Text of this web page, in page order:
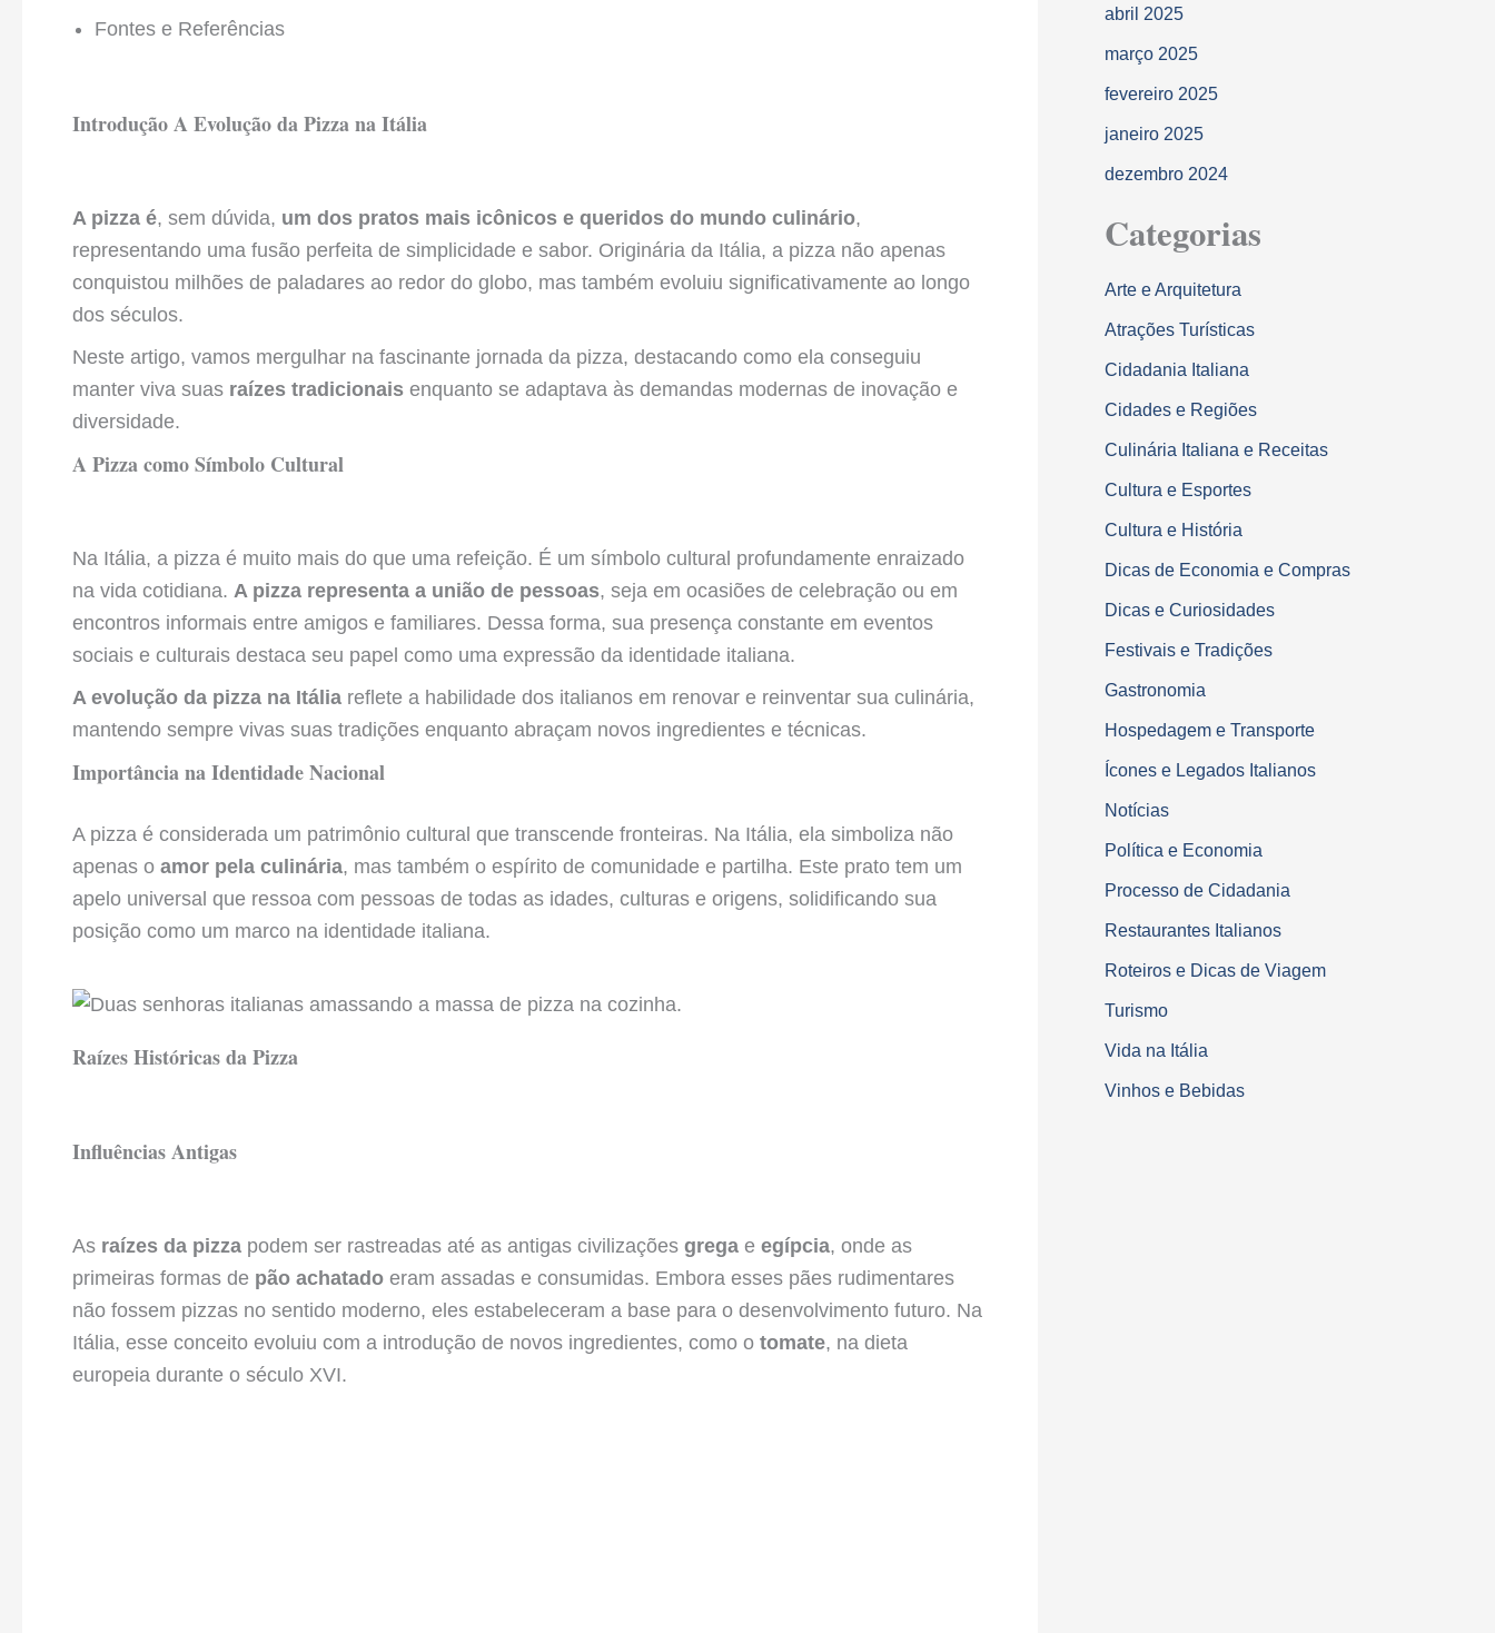
Fontes e Referências
Introdução A Evolução da Pizza na Itália
A pizza é, sem dúvida, um dos pratos mais icônicos e queridos do mundo culinário,
representando uma fusão perfeita de simplicidade e sabor. Originária da Itália, a pizza não apenas
conquistou milhões de paladares ao redor do globo, mas também evoluiu significativamente ao longo
dos séculos.
Neste artigo, vamos mergulhar na fascinante jornada da pizza, destacando como ela conseguiu
manter viva suas raízes tradicionais enquanto se adaptava às demandas modernas de inovação e
diversidade.
A Pizza como Símbolo Cultural
Na Itália, a pizza é muito mais do que uma refeição. É um símbolo cultural profundamente enraizado
na vida cotidiana. A pizza representa a união de pessoas, seja em ocasiões de celebração ou em
encontros informais entre amigos e familiares. Dessa forma, sua presença constante em eventos
sociais e culturais destaca seu papel como uma expressão da identidade italiana.
A evolução da pizza na Itália reflete a habilidade dos italianos em renovar e reinventar sua culinária,
mantendo sempre vivas suas tradições enquanto abraçam novos ingredientes e técnicas.
Importância na Identidade Nacional
A pizza é considerada um patrimônio cultural que transcende fronteiras. Na Itália, ela simboliza não
apenas o amor pela culinária, mas também o espírito de comunidade e partilha. Este prato tem um
apelo universal que ressoa com pessoas de todas as idades, culturas e origens, solidificando sua
posição como um marco na identidade italiana.
Raízes Históricas da Pizza
Influências Antigas
As raízes da pizza podem ser rastreadas até as antigas civilizações grega e egípcia, onde as
primeiras formas de pão achatado eram assadas e consumidas. Embora esses pães rudimentares
não fossem pizzas no sentido moderno, eles estabeleceram a base para o desenvolvimento futuro. Na
Itália, esse conceito evoluiu com a introdução de novos ingredientes, como o tomate, na dieta
europeia durante o século XVI.
abril 2025
março 2025
fevereiro 2025
janeiro 2025
dezembro 2024
Categorias
Arte e Arquitetura
Atrações Turísticas
Cidadania Italiana
Cidades e Regiões
Culinária Italiana e Receitas
Cultura e Esportes
Cultura e História
Dicas de Economia e Compras
Dicas e Curiosidades
Festivais e Tradições
Gastronomia
Hospedagem e Transporte
Ícones e Legados Italianos
Notícias
Política e Economia
Processo de Cidadania
Restaurantes Italianos
Roteiros e Dicas de Viagem
Turismo
Vida na Itália
Vinhos e Bebidas